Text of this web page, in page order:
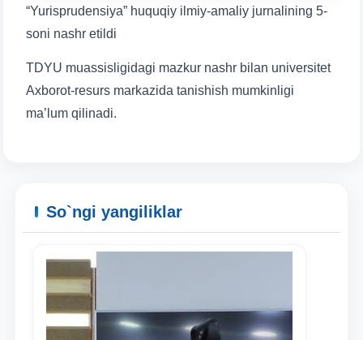
“Yurisprudensiya” huquqiy ilmiy-amaliy jurnalining 5-
soni nashr etildi
TDYU muassisligidagi mazkur nashr bilan universitet
Axborot-resurs markazida tanishish mumkinligi
ma’lum qilinadi.
So`ngi yangiliklar